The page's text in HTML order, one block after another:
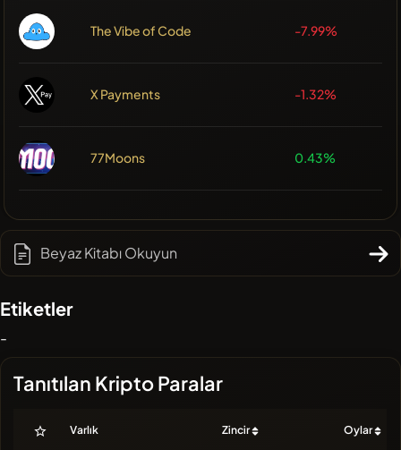
The Vibe of Code -7.99%
X Payments -1.32%
77Moons 0.43%
Beyaz Kitabı Okuyun
Etiketler
-
Tanıtılan Kripto Paralar
Varlık Zincir Oylar